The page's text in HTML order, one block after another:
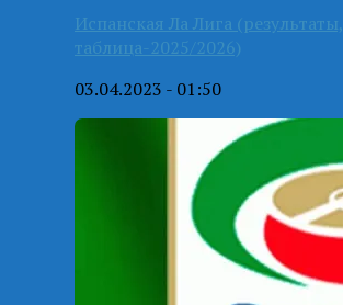
Испанская Ла Лига (результаты,
таблица-2025/2026)
03.04.2023 - 01:50